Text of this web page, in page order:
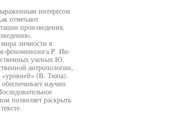
интересом
отмечают
произведения,
личности в
феноменолога Р. Ин-
ученых Ю.
антропологии,
«уровней» (В. Тюпа).
научно
позволяет раскрыть